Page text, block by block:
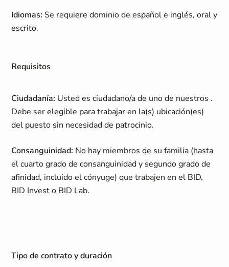
Idiomas: Se requiere dominio de español e inglés, oral y
escrito.
Requisitos
Ciudadanía: Usted es ciudadano/a de uno de nuestros .
Debe ser elegible para trabajar en la(s) ubicación(es)
del puesto sin necesidad de patrocinio.
Consanguinidad: No hay miembros de su familia (hasta
el cuarto grado de consanguinidad y segundo grado de
afinidad, incluido el cónyuge) que trabajen en el BID,
BID Invest o BID Lab.
Tipo de contrato y duración